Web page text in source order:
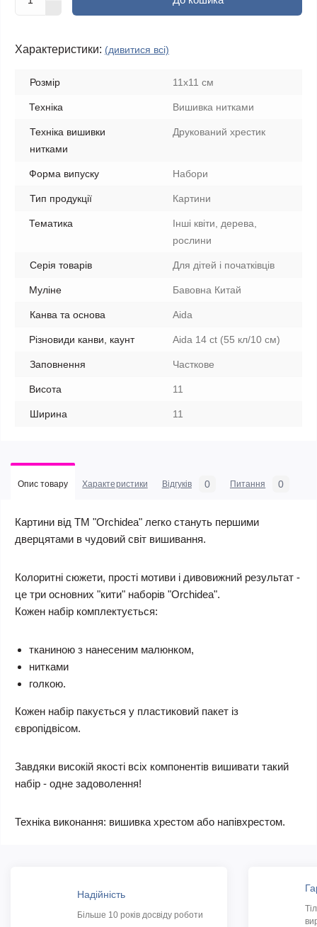
Характеристики: (дивитися всі)
Розмір 11x11 см
Техніка Вишивка нитками
Техніка вишивки
нитками
Друкований хрестик
Форма випуску Набори
Тип продукції Картини
Тематика
Інші квіти, дерева,
рослини
Серія товарів Для дітей і початківців
Муліне Бавовна Китай
Канва та основа Aida
Різновиди канви, каунт Aida 14 ct (55 кл/10 см)
Заповнення Часткове
Висота 11
Ширина 11
Опис товару Характеристики Відгуків 0 Питання 0
Картини від ТМ "Orchidea" легко стануть першими
дверцятами в чудовий світ вишивання.
Колоритні сюжети, прості мотиви і дивовижний результат -
це три основних "кити" наборів "Orchidea".
Кожен набір комплектується:
тканиною з нанесеним малюнком,
нитками
голкою.
Кожен набір пакується у пластиковий пакет із
європідвісом.
Завдяки високій якості всіх компонентів вишивати такий
набір - одне задоволення!
Техніка виконання: вишивка хрестом або напівхрестом.
Надійність
Більше 10 років досвіду роботи